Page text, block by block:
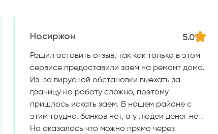
Носиржон 5.0
Решил оставить отзыв, так как только в этом
сервисе предоставили заем на ремонт дома.
Из-за вирусной обстановки выехать за
границу на работу сложно, поэтому
пришлось искать заем. В нашем районе с
этим трудно, банков нет, а у людей денег нет.
Но оказалось что можно прямо через